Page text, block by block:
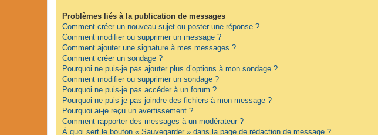
Problèmes liés à la publication de messages
Comment créer un nouveau sujet ou poster une réponse ?
Comment modifier ou supprimer un message ?
Comment ajouter une signature à mes messages ?
Comment créer un sondage ?
Pourquoi ne puis-je pas ajouter plus d’options à mon sondage ?
Comment modifier ou supprimer un sondage ?
Pourquoi ne puis-je pas accéder à un forum ?
Pourquoi ne puis-je pas joindre des fichiers à mon message ?
Pourquoi ai-je reçu un avertissement ?
Comment rapporter des messages à un modérateur ?
À quoi sert le bouton « Sauvegarder » dans la page de rédaction de message ?